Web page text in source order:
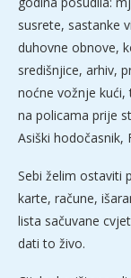
susrete, sastanke
duhovne obnove,
središnjice, arhiv,
noćne vožnje
na policama prije
Asiški hodočasnik,
Sebi želim ostaviti
karte, račune,
lista sačuvane
dati to živo.